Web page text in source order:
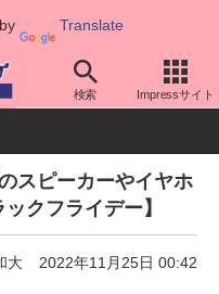
Translate
検索 Impressサイト
オーディオ
スピーカーやイヤホ
クフライデー】
大 2022年11月25日 00:42